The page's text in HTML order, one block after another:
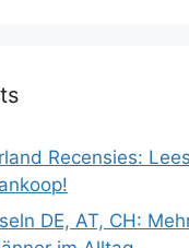
Recensies:
DE, AT, CH: